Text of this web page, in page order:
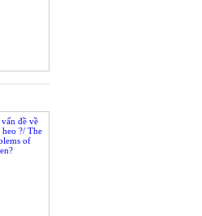
vấn đề về
?/ The
of